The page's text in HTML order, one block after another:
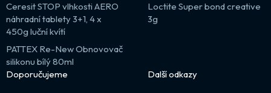
Ceresit STOP vlhkosti AERO
náhradní tablety 3+1, 4 x
450g luční kvítí
PATTEX Re-New Obnovovač
silikonu bílý 80ml
Loctite Super bond creative
3g
Doporučujeme Další odkazy